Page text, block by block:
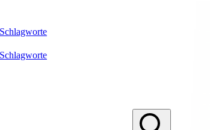
Schlagworte
Schlagworte